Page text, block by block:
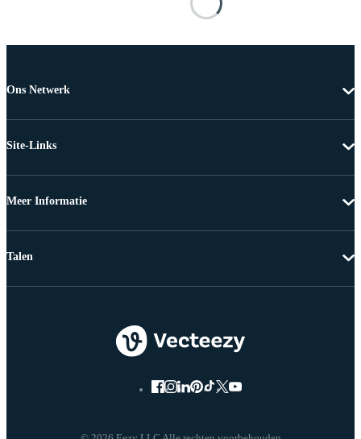
Ons Netwerk
Site-Links
Meer Informatie
Talen